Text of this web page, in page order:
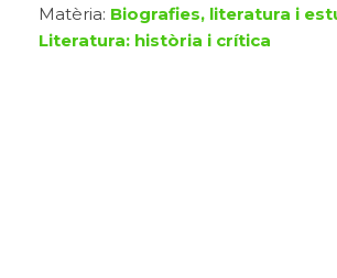
Matèria: Biografies, literatura i
Literatura: història i crítica